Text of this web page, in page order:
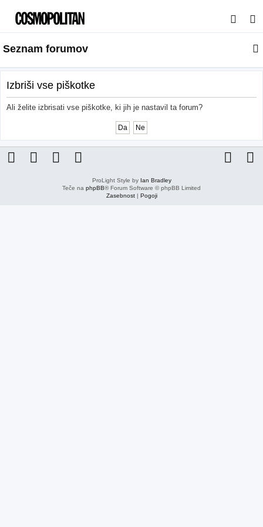
s
a
j
Seznam forumov
Izbriši vse piškotke
Ali želite izbrisati vse piškotke, ki jih je nastavil ta forum?
ProLight Style by Ian Bradley
Teče na phpBB® Forum Software © phpBB Limited
Zasebnost| Pogoji